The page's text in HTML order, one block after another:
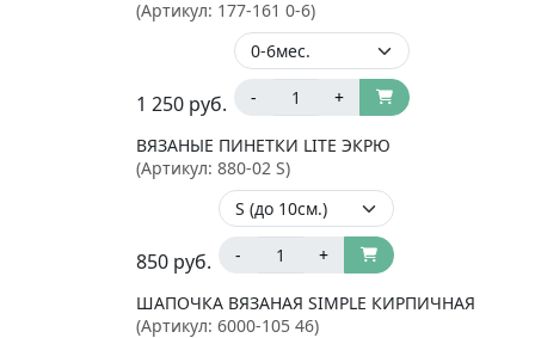
(Артикул: 177-161 0-6)
1 250 руб. - +
ВЯЗАНЫЕ ПИНЕТКИ LITE ЭКРЮ
(Артикул: 880-02 S)
850 руб. - +
ШАПОЧКА ВЯЗАНАЯ SIMPLE КИРПИЧНАЯ
(Артикул: 6000-105 46)